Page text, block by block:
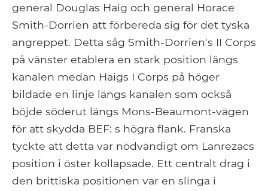
general Douglas Haig och general Horace
Smith-Dorrien att förbereda sig för det tyska
angreppet. Detta såg Smith-Dorrien's II Corps
på vänster etablera en stark position längs
kanalen medan Haigs I Corps på höger
bildade en linje längs kanalen som också
böjde söderut längs Mons-Beaumont-vägen
för att skydda BEF: s högra flank. Franska
tyckte att detta var nödvändigt om Lanrezacs
position i öster kollapsade. Ett centralt drag i
den brittiska positionen var en slinga i